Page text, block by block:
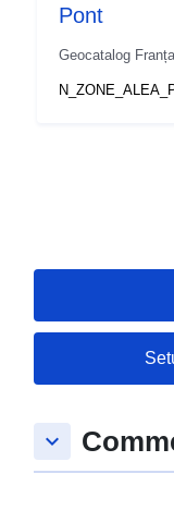
Pont
Geocatalog Franța
keyboard_arrow_down